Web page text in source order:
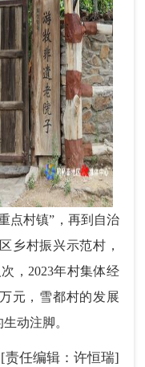
村镇”，再到自治
乡村振兴示范村，
，2023年村集体经
元，雪都村的发展
动注脚。
[责任编辑：许恒瑞]